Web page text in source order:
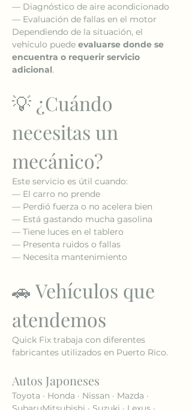
— Diagnóstico de aire acondicionado
— Evaluación de fallas en el motor
Dependiendo de la situación, el
vehículo puede evaluarse donde se
encuentra o requerir servicio
adicional.
💡 ¿Cuándo
necesitas un
mecánico?
Este servicio es útil cuando:
— El carro no prende
— Perdió fuerza o no acelera bien
— Está gastando mucha gasolina
— Tiene luces en el tablero
— Presenta ruidos o fallas
— Necesita mantenimiento
🚗 Vehículos que
atendemos
Quick Fix trabaja con diferentes
fabricantes utilizados en Puerto Rico.
Autos Japoneses
Toyota · Honda · Nissan · Mazda ·